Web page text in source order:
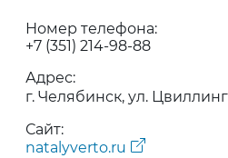
Номер телефона:
+7 (351) 214-98-88
Адрес:
г. Челябинск, ул.
Сайт:
natalyverto.ru